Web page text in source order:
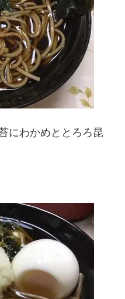
にわかめととろろ昆